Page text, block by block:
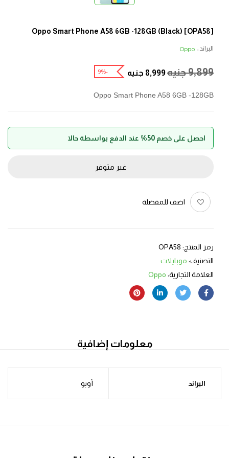
[OPA58] Oppo Smart Phone A58 6GB -128GB (Black)
البراند : Oppo
9,899جنيه8,999 جنيه -9%
Oppo Smart Phone A58 6GB -128GB
احصل على خصم 50% عند الدفع بواسطة حالا
غير متوفر
اضف للمفضلة
رمز المنتج: OPA58
التصنيف: موبايلات
العلامة التجارية: Oppo
معلومات إضافية
البراند أوبو